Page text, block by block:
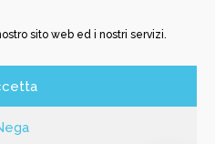
sito web ed i nostri servizi.
Via San Martino, 29 | 25037